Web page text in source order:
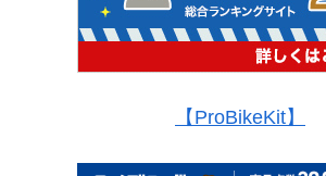
【ProBikeKit】